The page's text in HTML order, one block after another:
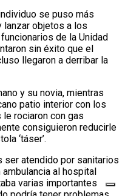
se puso más
lanzar objetos a los
de la Unidad
sin éxito que el
llegaron a derribar la
y su novia, mientras
patio interior con los
rociaron con gas
consiguieron reducirle
‘táser’.
ser atendido por sanitarios
al hospital
varias importantes